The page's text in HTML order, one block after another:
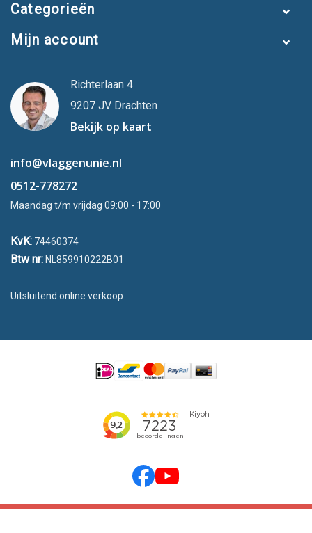
Categorieën
Mijn account
Richterlaan 4
9207 JV Drachten
Bekijk op kaart
info@vlaggenunie.nl
0512-778272
Maandag t/m vrijdag 09:00 - 17:00
KvK: 74460374
Btw nr: NL859910222B01
Uitsluitend online verkoop